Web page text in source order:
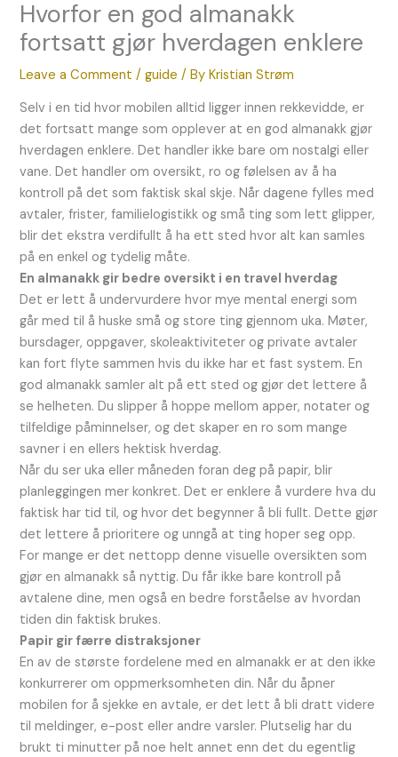
Hvorfor en god almanakk
fortsatt gjør hverdagen enklere
Leave a Comment /guide / ByKristian Strøm
Selv i en tid hvor mobilen alltid ligger innen rekkevidde, er
det fortsatt mange som opplever at en god almanakk gjør
hverdagen enklere. Det handler ikke bare om nostalgi eller
vane. Det handler om oversikt, ro og følelsen av å ha
kontroll på det som faktisk skal skje. Når dagene fylles med
avtaler, frister, familielogistikk og små ting som lett glipper,
blir det ekstra verdifullt å ha ett sted hvor alt kan samles
på en enkel og tydelig måte.
En almanakk gir bedre oversikt i en travel hverdag
Det er lett å undervurdere hvor mye mental energi som
går med til å huske små og store ting gjennom uka. Møter,
bursdager, oppgaver, skoleaktiviteter og private avtaler
kan fort flyte sammen hvis du ikke har et fast system. En
god almanakk samler alt på ett sted og gjør det lettere å
se helheten. Du slipper å hoppe mellom apper, notater og
tilfeldige påminnelser, og det skaper en ro som mange
savner i en ellers hektisk hverdag.
Når du ser uka eller måneden foran deg på papir, blir
planleggingen mer konkret. Det er enklere å vurdere hva du
faktisk har tid til, og hvor det begynner å bli fullt. Dette gjør
det lettere å prioritere og unngå at ting hoper seg opp.
For mange er det nettopp denne visuelle oversikten som
gjør en almanakk så nyttig. Du får ikke bare kontroll på
avtalene dine, men også en bedre forståelse av hvordan
tiden din faktisk brukes.
Papir gir færre distraksjoner
En av de største fordelene med en almanakk er at den ikke
konkurrerer om oppmerksomheten din. Når du åpner
mobilen for å sjekke en avtale, er det lett å bli dratt videre
til meldinger, e-post eller andre varsler. Plutselig har du
brukt ti minutter på noe helt annet enn det du egentlig